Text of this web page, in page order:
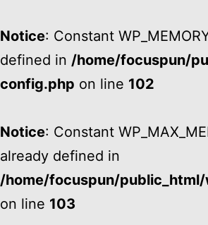
Notice: Constant
defined in /home/focuspun/
config.php on line 102
Notice: Constant
already defined in
/home/focuspun/
on line 103